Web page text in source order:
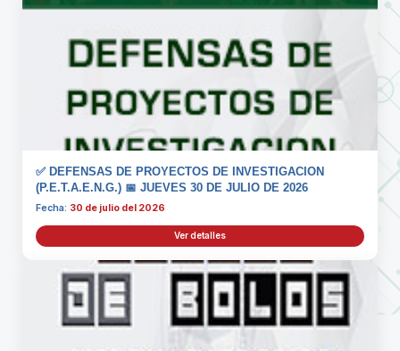
✅ DEFENSAS DE PROYECTOS DE INVESTIGACION
(P.E.T.A.E.N.G.) 📅 JUEVES 30 DE JULIO DE 2026
Fecha: 30 de julio del 2026
Ver detalles